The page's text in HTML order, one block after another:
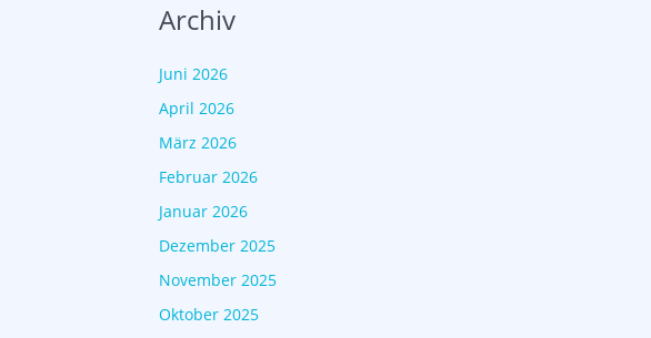
Archiv
Juni 2026
April 2026
März 2026
Februar 2026
Januar 2026
Dezember 2025
November 2025
Oktober 2025